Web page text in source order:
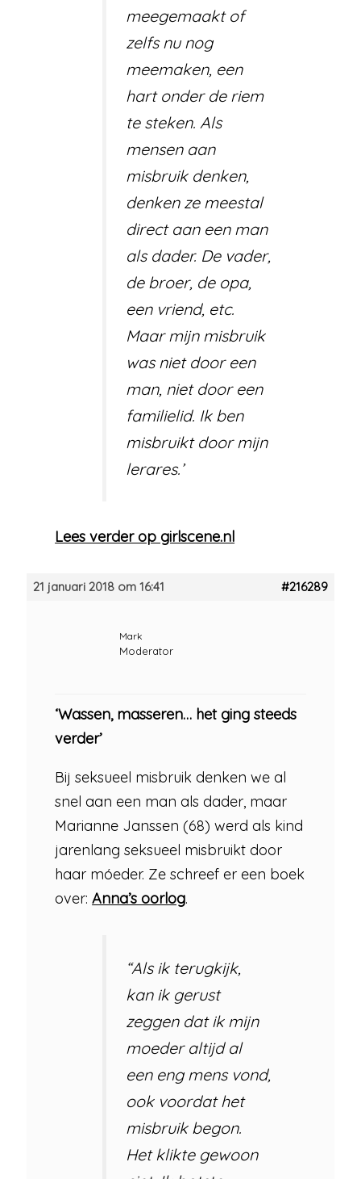
meegemaakt of
zelfs nu nog
meemaken, een
hart onder de riem
te steken. Als
mensen aan
misbruik denken,
denken ze meestal
direct aan een man
als dader. De vader,
de broer, de opa,
een vriend, etc.
Maar mijn misbruik
was niet door een
man, niet door een
familielid. Ik ben
misbruikt door mijn
lerares.’
Lees verder op girlscene.nl
21 januari 2018 om 16:41 #216289
Mark
Moderator
‘Wassen, masseren… het ging steeds
verder’
Bij seksueel misbruik denken we al
snel aan een man als dader, maar
Marianne Janssen (68) werd als kind
jarenlang seksueel misbruikt door
haar móeder. Ze schreef er een boek
over:Anna’s oorlog.
“Als ik terugkijk,
kan ik gerust
zeggen dat ik mijn
moeder altijd al
een eng mens vond,
ook voordat het
misbruik begon.
Het klikte gewoon